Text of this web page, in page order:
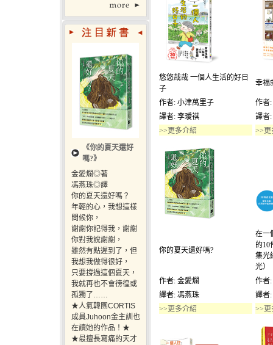
《你的夏天還好
嗎?》
金愛爛◎著
馮燕珠◎譯
你的夏天還好嗎？
年輕的心，我想這樣
問候你，
謝謝你記得我，謝謝
你對我說謝謝，
雖然有點遲到了，但
我想我做得很好，
只要撐過這個夏天，
我就再也不會徬徨或
孤獨了……
★人氣韓團CORTIS
成員Juhoon金主訓也
在讀她的作品！★
★最擅長寫痛的天才
悠悠哉哉 一個人生活的好日
子
幸福
作者: 小津萬里子
作者
譯者: 李璦祺
譯者
>>更多介紹
>>更
你的夏天還好嗎?
在一
的10
集光
光）
作者: 金愛爛
作者:
譯者: 馮燕珠
譯者
>>更多介紹
>>更